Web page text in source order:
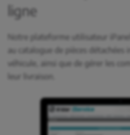
ligne
Notre plateforme utilisateur
au catalogue de pièces détachées
véhicule, ainsi que de gérer les
leur livraison.